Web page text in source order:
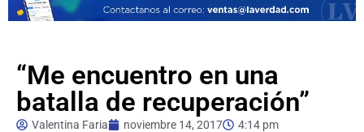
“Me encuentro en una
batalla de recuperación”
Valentina Faria noviembre 14, 2017
4:14 pm